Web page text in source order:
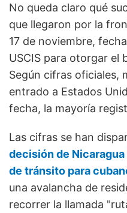
No queda claro qué
que llegaron por la
17 de noviembre,
USCIS para otorgar el
Según cifras oficiales,
entrado a Estados
fecha, la mayoría
Las cifras se han
decisión de
de tránsito para
una avalancha de
recorrer la llamada